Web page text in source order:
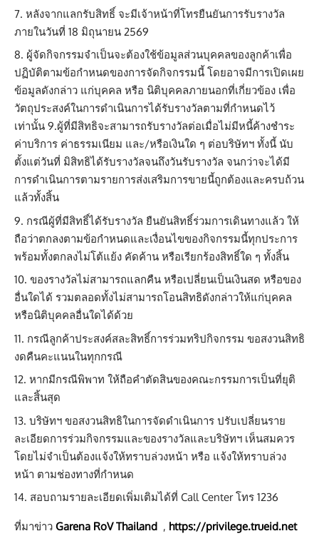
หลังจากแลกรับสิทธิ์ จะมีเจ้าหน้าที่โทรยืนยันการรับรางวัล
ภายในวันที่ 18 มิถุนายน 2569
ผู้จัดกิจกรรมจำเป็นจะต้องใช้ข้อมูลส่วนบุคคลของลูกค้าเพื่อ
ปฏิบัติตามข้อกำหนดของการจัดกิจกรรมนี้ โดยอาจมีการเปิดเผย
ข้อมูลดังกล่าว แก่บุคคล หรือ นิติบุคคลภายนอกที่เกี่ยวข้อง เพื่อ
วัตถุประสงค์ในการดำเนินการได้รับรางวัลตามที่กำหนดไว้
เท่านั้น 9.ผู้ที่มีสิทธิจะสามารถรับรางวัลต่อเมื่อไม่มีหนี้ค้างชำระ
ค่าบริการ ค่าธรรมเนียม และ/หรือเงินใด ๆ ต่อบริษัทฯ ทั้งนี้ นับ
ตั้งแต่วันที่ มิสิทธิได้รับรางวัลจนถึงวันรับรางวัล จนกว่าจะได้มี
การดำเนินการตามรายการส่งเสริมการขายนี้ถูกต้องและครบถ้วน
แล้วทั้งสิ้น
กรณีผู้ที่มีสิทธิ์ได้รับรางวัล ยืนยันสิทธิ์ร่วมการเดินทางแล้ว ให้
ถือว่าตกลงตามข้อกำหนดและเงื่อนไขของกิจกรรมนี้ทุกประการ
พร้อมทั้งตกลงไม่โต้แย้ง คัดค้าน หรือเรียกร้องสิทธิ์ใด ๆ ทั้งสิ้น
ของรางวัลไม่สามารถแลกคืน หรือเปลี่ยนเป็นเงินสด หรือของ
อื่นใดได้ รวมตลอดทั้งไม่สามารถโอนสิทธิดังกล่าวให้แก่บุคคล
หรือนิติบุคคลอื่นใดได้ด้วย
กรณีลูกค้าประสงค์สละสิทธิ์การร่วมทริปกิจกรรม ขอสงวนสิทธิ
งดคืนคะแนนในทุกกรณี
หากมีกรณีพิพาท ให้ถือคำตัดสินของคณะกรรมการเป็นที่ยุติ
และสิ้นสุด
บริษัทฯ ขอสงวนสิทธิในการจัดดำเนินการ ปรับเปลี่ยนราย
ละเอียดการร่วมกิจกรรมและของรางวัลและบริษัทฯ เห็นสมควร
โดยไม่จําเป็นต้องแจ้งให้ทราบล่วงหน้า หรือ แจ้งให้ทราบล่วง
หน้า ตามช่องทางที่กำหนด
สอบถามรายละเอียดเพิ่มเติมได้ที่ Call Center โทร 1236
ที่มาข่าว Garena RoV Thailand , https://privilege.trueid.net